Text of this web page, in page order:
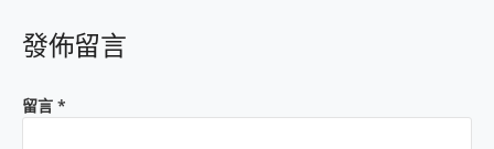
發佈留言
留言 *